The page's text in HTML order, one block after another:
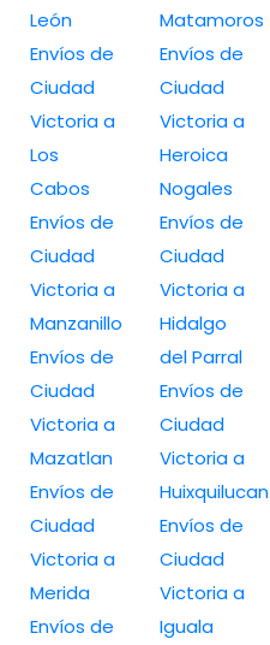
León
Envíos de
Ciudad
Victoria a
Los
Cabos
Envíos de
Ciudad
Victoria a
Manzanillo
Envíos de
Ciudad
Victoria a
Mazatlan
Envíos de
Ciudad
Victoria a
Merida
Envíos de
Matamoros
Envíos de
Ciudad
Victoria a
Heroica
Nogales
Envíos de
Ciudad
Victoria a
Hidalgo
del Parral
Envíos de
Ciudad
Victoria a
Huixquilucan
Envíos de
Ciudad
Victoria a
Iguala